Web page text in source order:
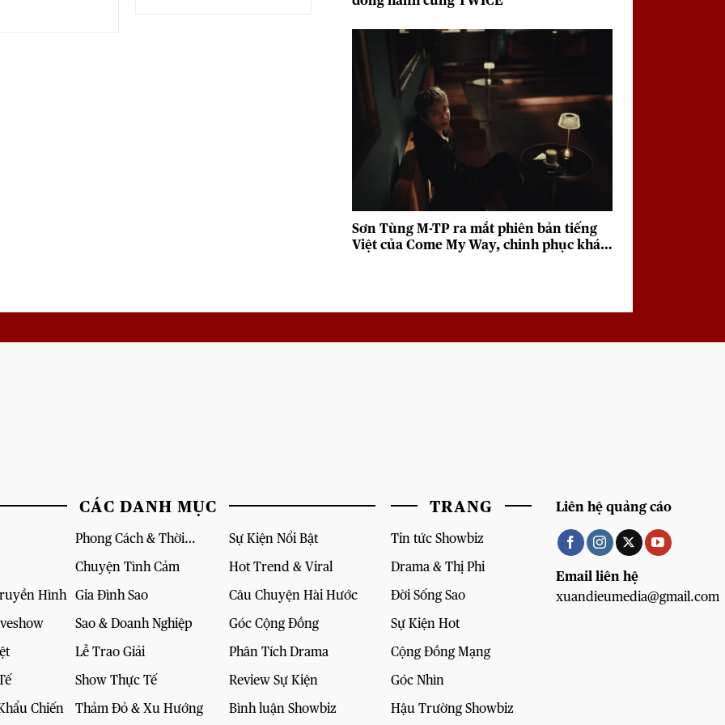
Sơn Tùng M-TP ra mắt phiên bản tiếng
Việt của Come My Way, chinh phục khán
CÁC DANH MỤC
Phong Cách & Thời
Trang
Sự Kiện Nổi Bật
Chuyện Tình Cảm
Hot Trend & Viral
Hình Gia Đình Sao
Câu Chuyện Hài Hước
Sao & Doanh Nghiệp
Góc Cộng Đồng
Lễ Trao Giải
Phân Tích Drama
Show Thực Tế
Review Sự Kiện
Chiến
Thảm Đỏ & Xu Hướng Bình luận Showbiz
TRANG
Tin tức Showbiz
Drama & Thị Phi
Đời Sống Sao
Sự Kiện Hot
Cộng Đồng Mạng
Góc Nhìn
Hậu Trường Showbiz
Liên hệ quảng cáo
Email liên hệ
xuandieumedia@gmail.com